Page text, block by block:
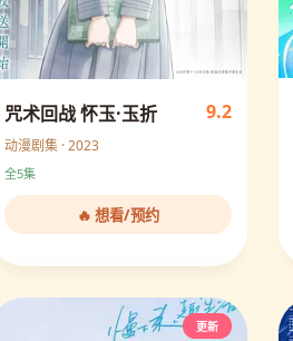
咒术回战 怀玉·玉折 9.2
动漫剧集 · 2023
全5集
🔥 想看/预约
更新